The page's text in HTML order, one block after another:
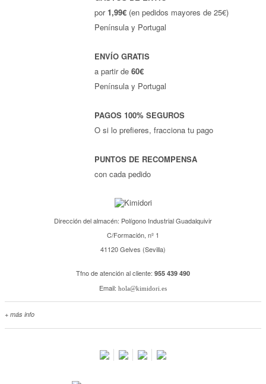
por 1,99€ (en pedidos mayores de 25€)
Península y Portugal
ENVÍO GRATIS
a partir de60€
Península y Portugal
PAGOS 100% SEGUROS
O si lo prefieres, fracciona tu pago
PUNTOS DE RECOMPENSA
con cada pedido
Dirección del almacén: Polígono Industrial Guadalquivir
C/Formación, nº 1
41120 Gelves (Sevilla)
Tfno de atención al cliente: 955 439 490
Email: hola@kimidori.es
+ más info